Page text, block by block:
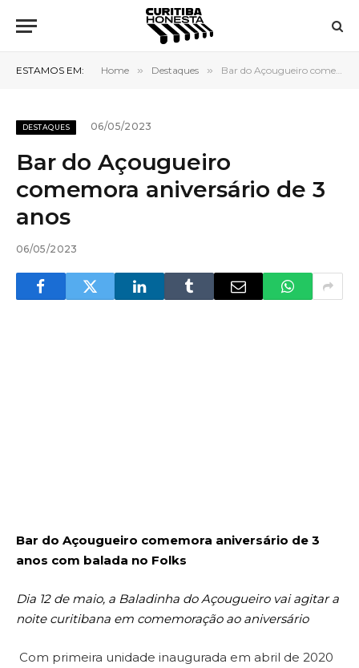
ESTAMOS EM: Home » Destaques » Bar do Açougueiro comemora aniversário de 3 anos
DESTAQUES 06/05/2023
Bar do Açougueiro
comemora aniversário de 3
anos
06/05/2023
Bar do Açougueiro comemora aniversário de 3
anos com balada no Folks
Dia 12 de maio, a Baladinha do Açougueiro vai agitar a
noite curitibana em comemoração ao aniversário
Com primeira unidade inaugurada em abril de 2020